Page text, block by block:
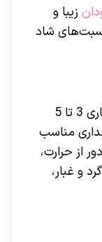
زیبا و
شاد
این گل رز زیبا طی فرآیندی برای ماندگاری 3 تا 5
مناسب
از حرارت،
و غبار،